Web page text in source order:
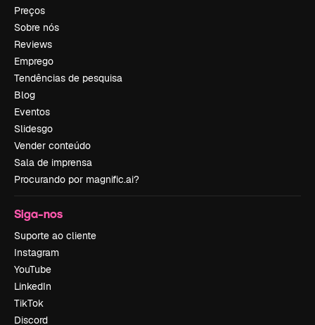
Preços
Sobre nós
Reviews
Emprego
Tendências de pesquisa
Blog
Eventos
Slidesgo
Vender conteúdo
Sala de imprensa
Procurando por magnific.ai?
Siga-nos
Suporte ao cliente
Instagram
YouTube
LinkedIn
TikTok
Discord